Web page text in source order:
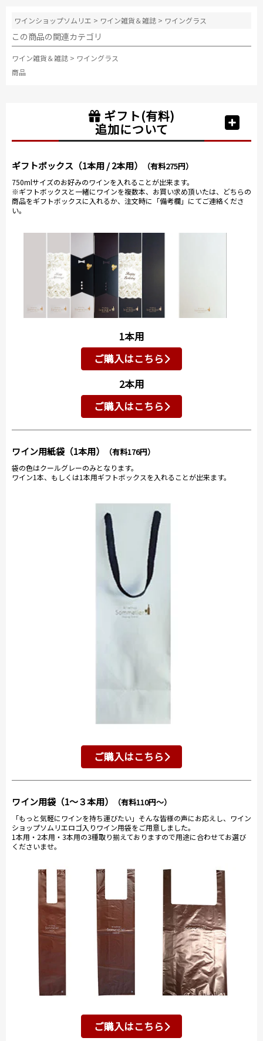
ワインショップソムリエ > ワイン雑貨＆雑誌 > ワイングラス
この商品の関連カテゴリ
ワイン雑貨＆雑誌 > ワイングラス
商品
ギフト(有料)
追加について
ギフトボックス（1本用 / 2本用） （有料275円）
750mlサイズのお好みのワインを入れることが出来ます。
※ギフトボックスと一緒にワインを複数本、お買い求め頂いたは、どちらの
商品をギフトボックスに入れるか、注文時に「備考欄」にてご連絡くださ
い。
1本用
ご購入はこちら
2本用
ご購入はこちら
ワイン用紙袋（1本用） （有料176円）
袋の色はクールグレーのみとなります。
ワイン1本、もしくは1本用ギフトボックスを入れることが出来ます。
ご購入はこちら
ワイン用袋（1～３本用） （有料110円～）
「もっと気軽にワインを持ち運びたい」そんな皆様の声にお応えし、ワイン
ショップソムリエロゴ入りワイン用袋をご用意しました。
1本用・2本用・3本用の3種取り揃えておりますので用途に合わせてお選び
くださいませ。
ご購入はこちら